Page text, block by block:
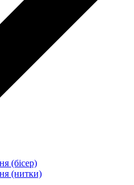
(бісер)
(нитки)